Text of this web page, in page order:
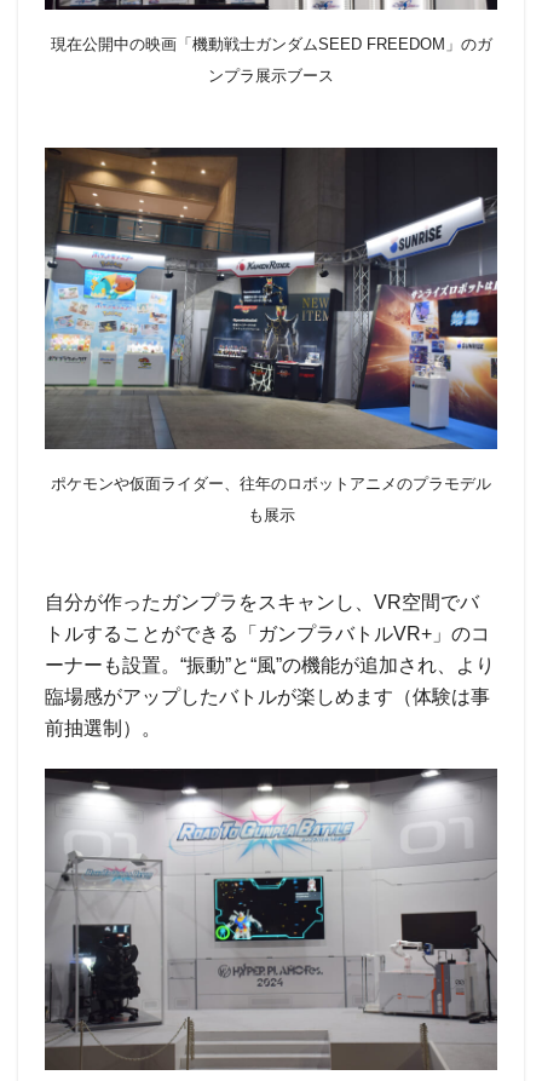
現在公開中の映画「機動戦士ガンダムSEED FREEDOM」のガ
ンプラ展示ブース
ポケモンや仮面ライダー、往年のロボットアニメのプラモデル
も展示
自分が作ったガンプラをスキャンし、VR空間でバ
トルすることができる「ガンプラバトルVR+」のコ
ーナーも設置。“振動”と“風”の機能が追加され、より
臨場感がアップしたバトルが楽しめます（体験は事
前抽選制）。